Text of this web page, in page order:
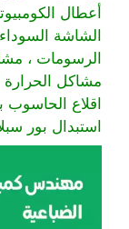
أعطال
الشاشة
الرسومات ،
مشاكل الحرارة
اقلاع الحاسوب
استبدال بور